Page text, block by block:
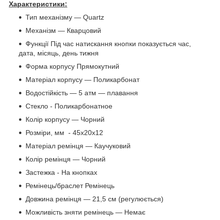
Характеристики:
Тип механізму — Quartz
Механізм — Кварцовий
Функції Під час натискання кнопки показується час,
дата, місяць, день тижня
Форма корпусу Прямокутний
Матеріал корпусу — Поликарбонат
Водостійкість — 5 атм — плавання
Стекло - Поликарбонатное
Колір корпусу — Чорний
Розміри, мм - 45х20х12
Матеріал ремінця — Каучуковий
Колір ремінця — Чорний
Застежка - На кнопках
Ремінець/браслет Ремінець
Довжина ремінця — 21,5 см (регулюється)
Можливість зняти ремінець — Немає